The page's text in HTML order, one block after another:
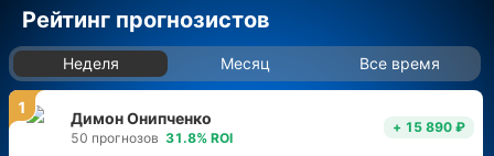
Рейтинг прогнозистов
Неделя Месяц Все время
1
Димон Онипченко
50 прогнозов 31.8% ROI
+ 15 890 ₽